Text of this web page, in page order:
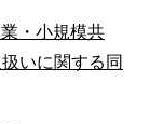
・小規模共
いに関する同